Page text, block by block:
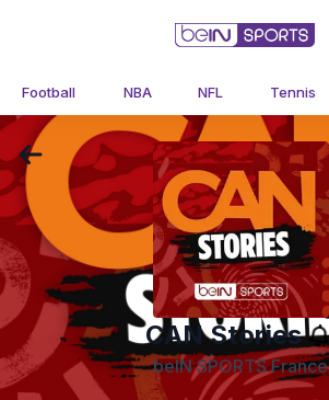
Football NBA NFL Tennis
CAN Stories
beIN SPORTS France